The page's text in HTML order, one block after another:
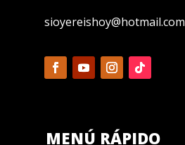
sioyereishoy@hotmail.com
MENÚ RÁPIDO